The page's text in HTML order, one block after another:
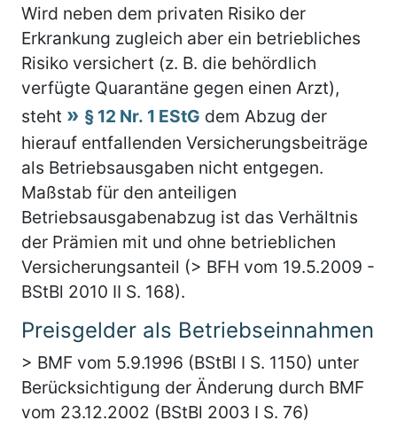
Wird neben dem privaten Risiko der
Erkrankung zugleich aber ein betriebliches
Risiko versichert (z. B. die behördlich
verfügte Quarantäne gegen einen Arzt),
steht
§ 12 Nr. 1 EStG dem Abzug der
hierauf entfallenden Versicherungsbeiträge
als Betriebsausgaben nicht entgegen.
Maßstab für den anteiligen
Betriebsausgabenabzug ist das Verhältnis
der Prämien mit und ohne betrieblichen
Versicherungsanteil (> BFH vom 19.5.2009 -
BStBl 2010 II S. 168).
Preisgelder als Betriebseinnahmen
> BMF vom 5.9.1996 (BStBl I S. 1150) unter
Berücksichtigung der Änderung durch BMF
vom 23.12.2002 (BStBl 2003 I S. 76)